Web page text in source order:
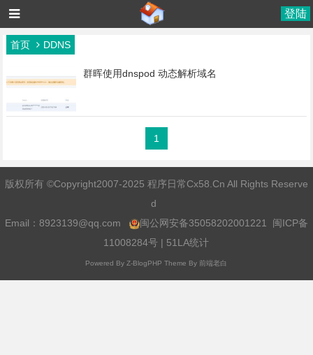
登陆
首页 DDNS
群晖使用dnspod 动态解析域名
1
版权所有 ©Copyright2007-2025 程序日常Cx58.Cn All Rights Reserve
d
Email：8923139@qq.com 闽公网安备35058202001221
闽ICP备
11008284号 | 51LA统计
Powered By Z-BlogPHP Theme By前端老白